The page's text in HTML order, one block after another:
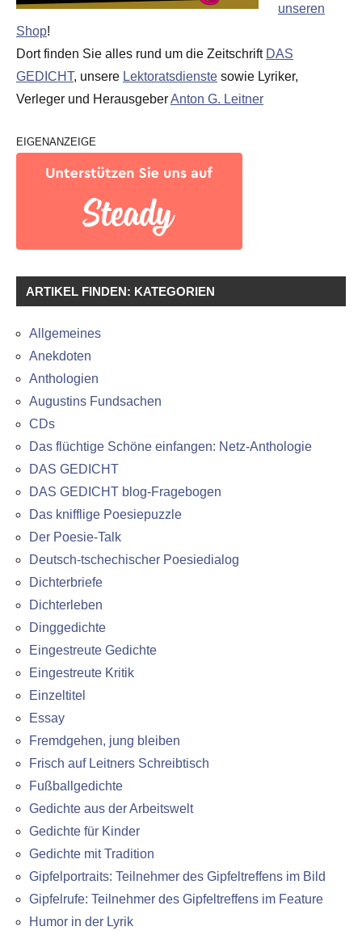
unseren
Shop!
Dort finden Sie alles rund um die Zeitschrift DAS
GEDICHT, unsere Lektoratsdienste sowie Lyriker,
Verleger und HerausgeberAnton G. Leitner
EIGENANZEIGE
ARTIKEL FINDEN: KATEGORIEN
Allgemeines
Anekdoten
Anthologien
Augustins Fundsachen
CDs
Das flüchtige Schöne einfangen: Netz-Anthologie
DAS GEDICHT
DAS GEDICHT blog-Fragebogen
Das knifflige Poesiepuzzle
Der Poesie-Talk
Deutsch-tschechischer Poesiedialog
Dichterbriefe
Dichterleben
Dinggedichte
Eingestreute Gedichte
Eingestreute Kritik
Einzeltitel
Essay
Fremdgehen, jung bleiben
Frisch auf Leitners Schreibtisch
Fußballgedichte
Gedichte aus der Arbeitswelt
Gedichte für Kinder
Gedichte mit Tradition
Gipfelportraits: Teilnehmer des Gipfeltreffens im Bild
Gipfelrufe: Teilnehmer des Gipfeltreffens im Feature
Humor in der Lyrik